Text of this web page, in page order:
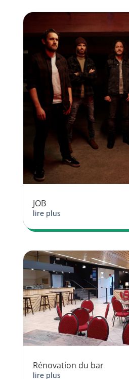
JOB
lire plus
Rénovation du bar
lire plus